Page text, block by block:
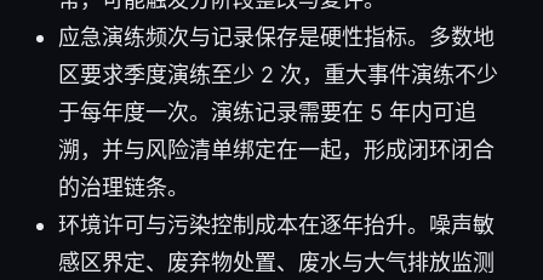
应急演练频次与记录保存是硬性指标。多数地
区要求季度演练至少 2 次，重大事件演练不少
于每年度一次。演练记录需要在 5 年内可追
溯，并与风险清单绑定在一起，形成闭环闭合
的治理链条。
环境许可与污染控制成本在逐年抬升。噪声敏
感区界定、废弃物处置、废水与大气排放监测